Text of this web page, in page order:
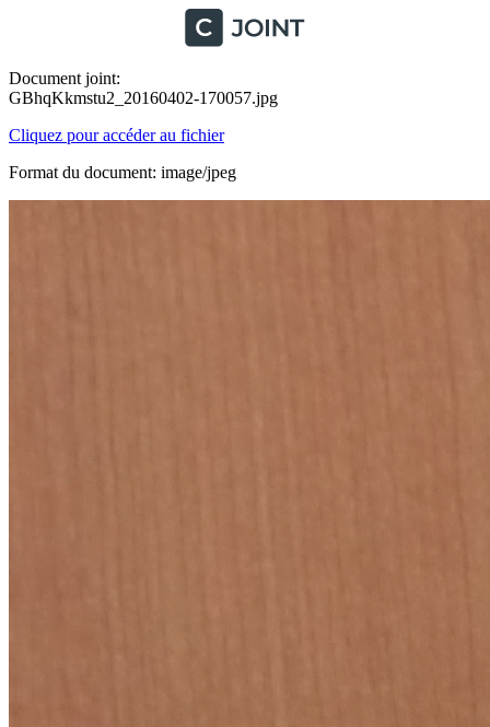
Document joint:
GBhqKkmstu2_20160402-170057.jpg
Cliquez pour accéder au fichier
Format du document: image/jpeg